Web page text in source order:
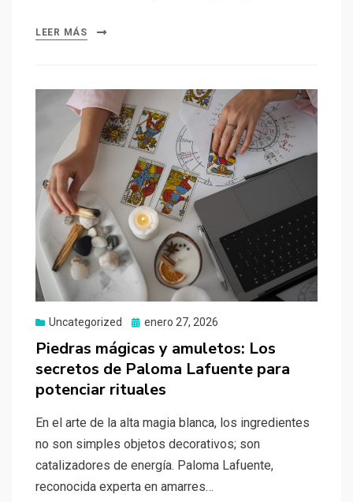
LEER MÁS
Uncategorized
Publicado
enero 27, 2026
Piedras mágicas y amuletos: Los
secretos de Paloma Lafuente para
potenciar rituales
En el arte de la alta magia blanca, los ingredientes
no son simples objetos decorativos; son
catalizadores de energía. Paloma Lafuente,
reconocida experta en amarres…